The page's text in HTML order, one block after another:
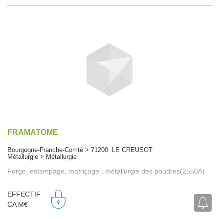
FRAMATOME
Bourgogne-Franche-Comté > 71200 LE CREUSOT
Métallurgie > Métallurgie
Forge, estampage, matriçage , métallurgie des poudres(2550A)
EFFECTIF
CA M€